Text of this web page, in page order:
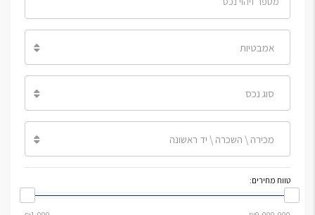
אמבטיות
סוג נכס
מכירה \ השכרה \ יד ראשונה
טווח מחירים: